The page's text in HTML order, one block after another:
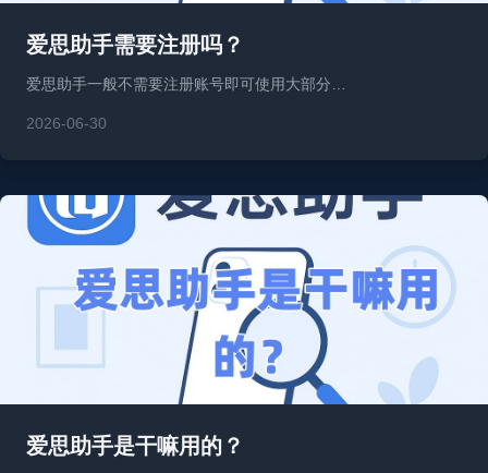
爱思助手需要注册吗？
爱思助手一般不需要注册账号即可使用大部分…
2026-06-30
爱思助手是干嘛用的？